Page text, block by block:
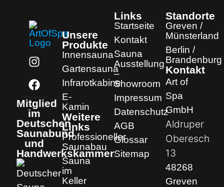
Mitglied
im
Deutschen
Saunabund
und
Handwerkskammer
Unsere
Produkte
Innensauna
Gartensauna
Infrarotkabine
E-
Kamin
Weitere
Links
Professioneller
Saunabau
Sauna
im
Keller
Links
Startseite
Kontakt
Sauna
Ausstellung
–
Showroom
Impressum
Datenschutz
AGB
Glossar
Sitemap
Standorte
Greven /
Münsterland
Berlin /
Brandenburg
Kontakt
Art of
Spa
GmbH
Aldruper
Oberesch
13
48268
Greven